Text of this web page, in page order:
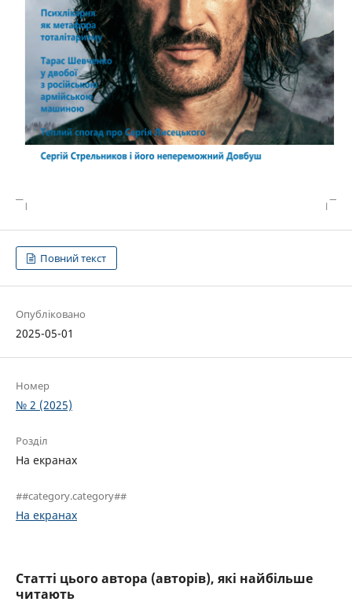
Повний текст
Опубліковано
2025-05-01
Номер
№ 2 (2025)
Розділ
На екранах
##category.category##
На екранах
Статті цього автора (авторів), які найбільше
читають